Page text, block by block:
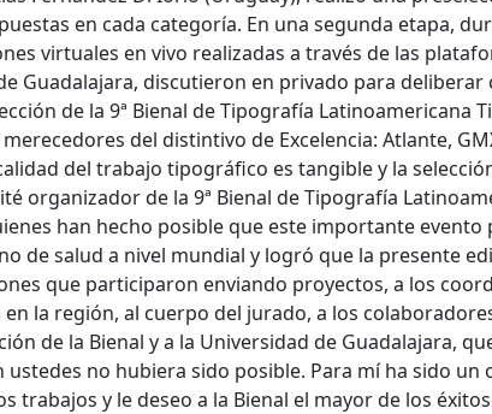
en cada categoría. En una segunda etapa,
virtuales en vivo realizadas a través de las
Guadalajara, discutieron en privado para deliberar
de la 9ª Bienal de Tipografía Latinoamericana
del distintivo de Excelencia: Atlante,
del trabajo tipográfico es tangible y la
organizador de la 9ª Bienal de Tipografía
han hecho posible que este importante evento
de salud a nivel mundial y logró que la presente
que participaron enviando proyectos, a los
en la región, al cuerpo del jurado, a los
de la Bienal y a la Universidad de Guadalajara,
ustedes no hubiera sido posible. Para mí ha sido un
trabajos y le deseo a la Bienal el mayor de los